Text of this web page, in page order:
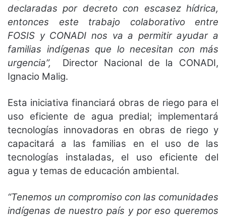
declaradas por decreto con escasez hídrica,
entonces este trabajo colaborativo entre
FOSIS y CONADI nos va a permitir ayudar a
familias indígenas que lo necesitan con más
urgencia”, Director Nacional de la CONADI,
Ignacio Malig.
Esta iniciativa financiará obras de riego para el
uso eficiente de agua predial; implementará
tecnologías innovadoras en obras de riego y
capacitará a las familias en el uso de las
tecnologías instaladas, el uso eficiente del
agua y temas de educación ambiental.
“Tenemos un compromiso con las comunidades
indígenas de nuestro país y por eso queremos